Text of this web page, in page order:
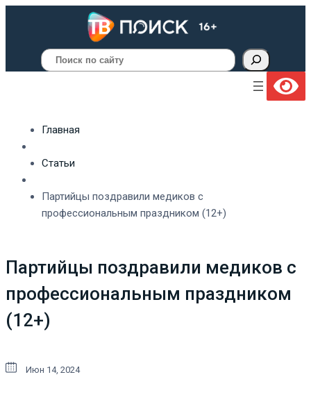
Поиск
Главная
Статьи
Партийцы поздравили медиков с
профессиональным праздником (12+)
Партийцы поздравили медиков с
профессиональным праздником
(12+)
Июн 14, 2024